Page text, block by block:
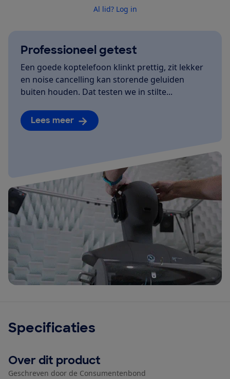
Al lid? Log in
Professioneel getest
Een goede koptelefoon klinkt prettig, zit lekker
en noise cancelling kan storende geluiden
buiten houden. Dat testen we in stilte...
Lees meer
Specificaties
Over dit product
Geschreven door de Consumentenbond